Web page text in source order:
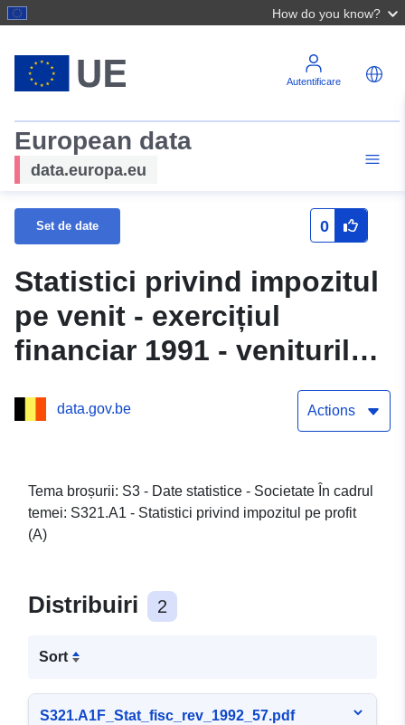
How do you know?
Autentificare
European data
data.europa.eu
Set de date 0
Statistici privind impozitul
pe venit - exercițiul
financiar 1991 - veniturile
data.gov.be Actions
Tema broșurii: S3 - Date statistice - Societate În cadrul
temei: S321.A1 - Statistici privind impozitul pe profit
(A)
Distribuiri 2
Sort
S321.A1F_Stat_fisc_rev_1992_57.pdf